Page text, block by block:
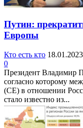
Путин:
Европы
Кто есть кто 18.01.2023
0
Президент Владимир
согласно которому
(СЕ) в отношении
стало известно из...